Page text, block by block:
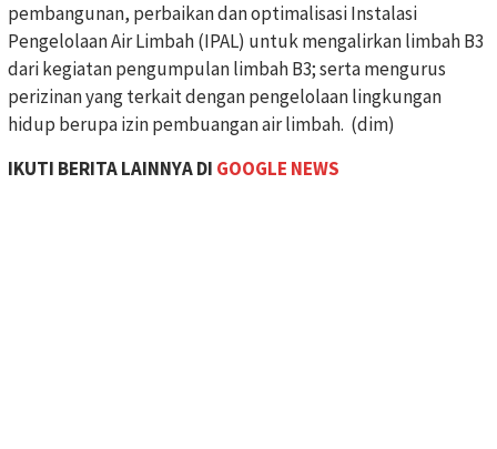
pembangunan, perbaikan dan optimalisasi Instalasi
Pengelolaan Air Limbah (IPAL) untuk mengalirkan limbah B3
dari kegiatan pengumpulan limbah B3; serta mengurus
perizinan yang terkait dengan pengelolaan lingkungan
hidup berupa izin pembuangan air limbah. (dim)
IKUTI BERITA LAINNYA DI GOOGLE NEWS